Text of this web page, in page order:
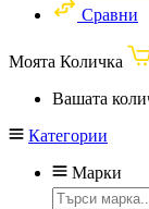
Сравни
Моята Количка
Вашата
Категории
Марки